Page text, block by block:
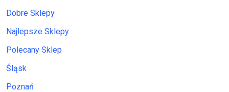
Dobre Sklepy
Najlepsze Sklepy
Polecany Sklep
Śląsk
Poznań